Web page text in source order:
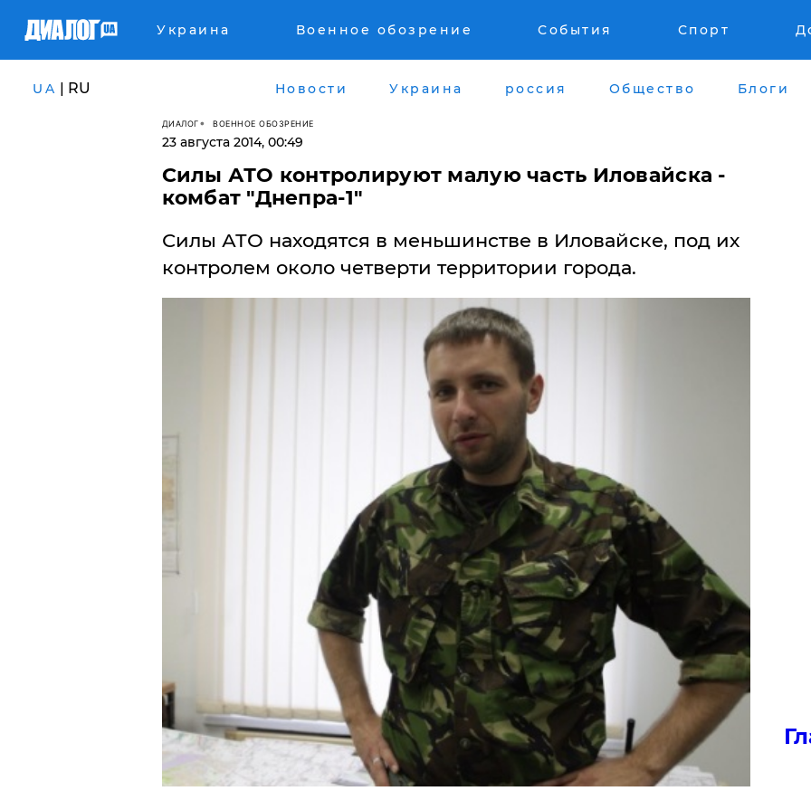
Украина Военное обозрение События Спорт
UA | RU Новости Украина россия Общество Блоги
ДИАЛОГ ВОЕННОЕ ОБОЗРЕНИЕ
23 августа 2014, 00:49
Силы АТО контролируют малую часть Иловайска -
комбат "Днепра-1"
Силы АТО находятся в меньшинстве в Иловайске, под их
контролем около четверти территории города.